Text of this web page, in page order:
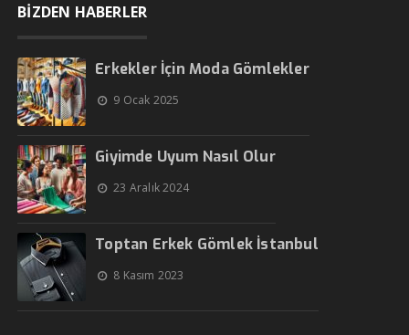
BİZDEN HABERLER
Erkekler İçin Moda Gömlekler
9 Ocak 2025
Giyimde Uyum Nasıl Olur
23 Aralık 2024
Toptan Erkek Gömlek İstanbul
8 Kasım 2023